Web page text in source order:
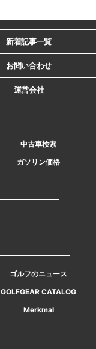
新着記事一覧
お問い合わせ
運営会社
中古車検索
ガソリン価格
ゴルフのニュース
GOLFGEAR CATALOG
Merkmal